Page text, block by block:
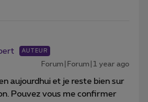
AUTEUR
Forum|Forum|1 year ago
aujourdhui et je reste bien sur
Pouvez vous me confirmer